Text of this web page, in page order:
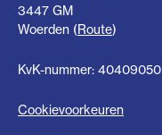
3447 GM
Woerden (Route)
KvK-nummer: 40409050
Cookievoorkeuren